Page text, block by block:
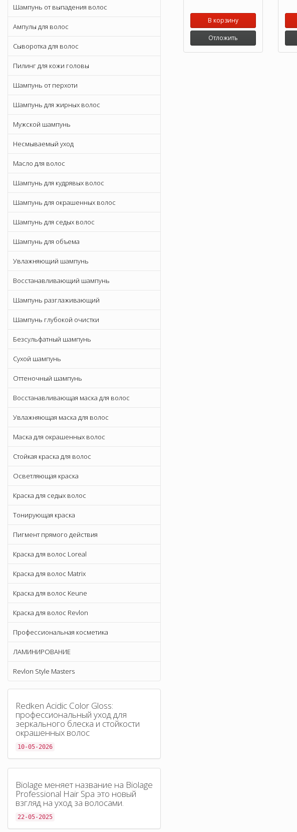
Шампунь от выпадения волос
Ампулы для волос
Сыворотка для волос
Пилинг для кожи головы
Шампунь от перхоти
Шампунь для жирных волос
Мужской шампунь
Несмываемый уход
Масло для волос
Шампунь для кудрявых волос
Шампунь для окрашенных волос
Шампунь для седых волос
Шампунь для объема
Увлажняющий шампунь
Восстанавливающий шампунь
Шампунь разглаживающий
Шампунь глубокой очистки
Безсульфатный шампунь
Сухой шампунь
Оттеночный шампунь
Восстанавливающая маска для волос
Увлажняющая маска для волос
Маска для окрашенных волос
Стойкая краска для волос
Осветляющая краска
Краска для седых волос
Тонирующая краска
Пигмент прямого действия
Краска для волос Loreal
Краска для волос Matrix
Краска для волос Keune
Краска для волос Revlon
Профессиональная косметика
ЛАМИНИРОВАНИЕ
Revlon Style Masters
Redken Acidic Color Gloss:
профессиональный уход для
зеркального блеска и стойкости
окрашенных волос
10-05-2026
Biolage меняет название на Biolage
Professional Hair Spa это новый
взгляд на уход за волосами.
22-05-2025
В корзину
Отложить